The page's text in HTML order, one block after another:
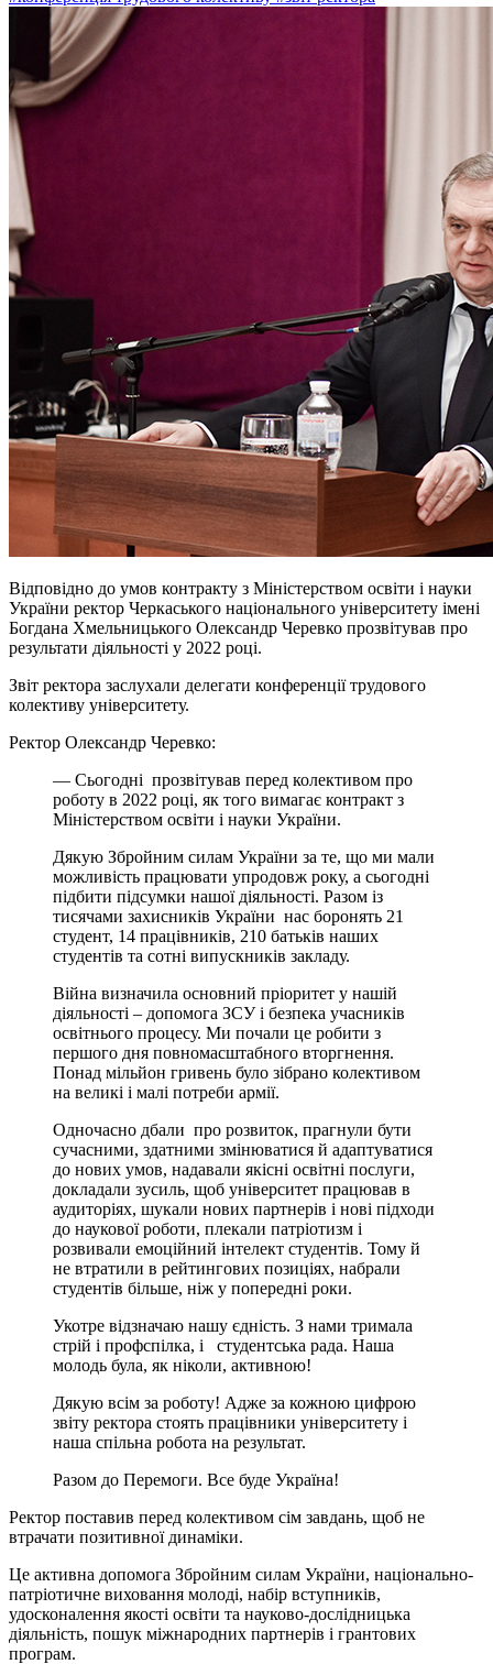
Відповідно до умов контракту з Міністерством освіти і науки
України ректор Черкаського національного університету імені
Богдана Хмельницького Олександр Черевко прозвітував про
результати діяльності у 2022 році.
Звіт ректора заслухали делегати конференції трудового
колективу університету.
Ректор Олександр Черевко:
— Сьогодні прозвітував перед колективом про
роботу в 2022 році, як того вимагає контракт з
Міністерством освіти і науки України.
Дякую Збройним силам України за те, що ми мали
можливість працювати упродовж року, а сьогодні
підбити підсумки нашої діяльності. Разом із
тисячами захисників України нас боронять 21
студент, 14 працівників, 210 батьків наших
студентів та сотні випускників закладу.
Війна визначила основний пріоритет у нашій
діяльності – допомога ЗСУ і безпека учасників
освітнього процесу. Ми почали це робити з
першого дня повномасштабного вторгнення.
Понад мільйон гривень було зібрано колективом
на великі і малі потреби армії.
Одночасно дбали про розвиток, прагнули бути
сучасними, здатними змінюватися й адаптуватися
до нових умов, надавали якісні освітні послуги,
докладали зусиль, щоб університет працював в
аудиторіях, шукали нових партнерів і нові підходи
до наукової роботи, плекали патріотизм і
розвивали емоційний інтелект студентів. Тому й
не втратили в рейтингових позиціях, набрали
студентів більше, ніж у попередні роки.
Укотре відзначаю нашу єдність. З нами тримала
стрій і профспілка, і студентська рада. Наша
молодь була, як ніколи, активною!
Дякую всім за роботу! Адже за кожною цифрою
звіту ректора стоять працівники університету і
наша спільна робота на результат.
Разом до Перемоги. Все буде Україна!
Ректор поставив перед колективом сім завдань, щоб не
втрачати позитивної динаміки.
Це активна допомога Збройним силам України, національно-
патріотичне виховання молоді, набір вступників,
удосконалення якості освіти та науково-дослідницька
діяльність, пошук міжнародних партнерів і грантових
програм.